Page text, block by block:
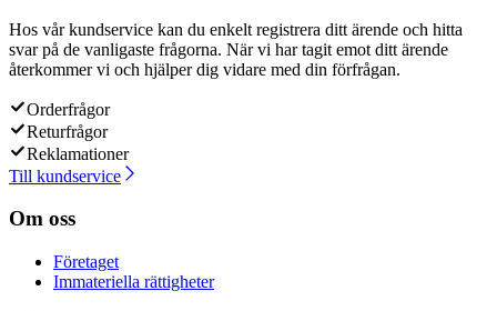
Hos vår kundservice kan du enkelt registrera ditt ärende och hitta
svar på de vanligaste frågorna. När vi har tagit emot ditt ärende
återkommer vi och hjälper dig vidare med din förfrågan.
Orderfrågor
Returfrågor
Reklamationer
Till kundservice
Om oss
Företaget
Immateriella rättigheter